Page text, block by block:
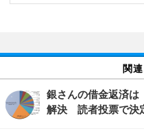
関
銀さんの借金返済は
解決 読者投票で決